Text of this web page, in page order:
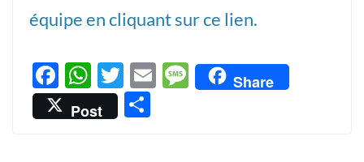
équipe en cliquant sur ce lien.
F
ac
e
W
h
at
T
w
itt
E
M
Share
Post